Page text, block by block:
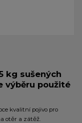
kg sušených
výběru použité
kvalitní pojivo pro
otěr a zátěž.